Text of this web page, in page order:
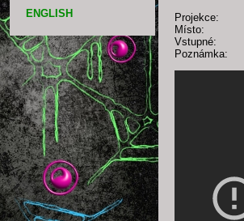
ENGLISH
Projekce:
Místo:
Vstupné:
Poznámka: